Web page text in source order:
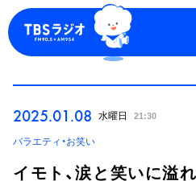
ログイン
2025.01.08 水曜日 21:30
バラエティ・お笑い
イモト、涙と笑いに溢